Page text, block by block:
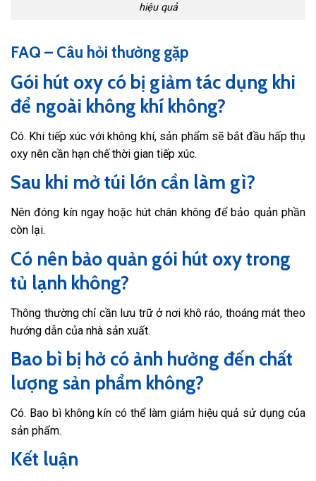
hiệu quả
FAQ – Câu hỏi thường gặp
Gói hút oxy có bị giảm tác dụng khi
để ngoài không khí không?
Có. Khi tiếp xúc với không khí, sản phẩm sẽ bắt đầu hấp thụ
oxy nên cần hạn chế thời gian tiếp xúc.
Sau khi mở túi lớn cần làm gì?
Nên đóng kín ngay hoặc hút chân không để bảo quản phần
còn lại.
Có nên bảo quản gói hút oxy trong
tủ lạnh không?
Thông thường chỉ cần lưu trữ ở nơi khô ráo, thoáng mát theo
hướng dẫn của nhà sản xuất.
Bao bì bị hở có ảnh hưởng đến chất
lượng sản phẩm không?
Có. Bao bì không kín có thể làm giảm hiệu quả sử dụng của
sản phẩm.
Kết luận